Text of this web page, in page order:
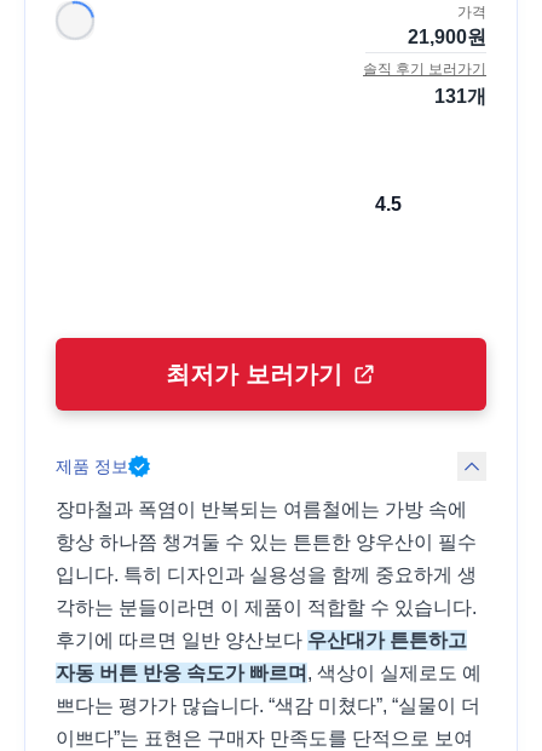
가격
21,900원
솔직 후기 보러가기
131개
4.5
최저가 보러가기
제품 정보
장마철과 폭염이 반복되는 여름철에는 가방 속에
항상 하나쯤 챙겨둘 수 있는 튼튼한 양우산이 필수
입니다. 특히 디자인과 실용성을 함께 중요하게 생
각하는 분들이라면 이 제품이 적합할 수 있습니다.
후기에 따르면 일반 양산보다 우산대가 튼튼하고
자동 버튼 반응 속도가 빠르며 , 색상이 실제로도 예
쁘다는 평가가 많습니다. “색감 미쳤다”, “실물이 더
이쁘다”는 표현은 구매자 만족도를 단적으로 보여